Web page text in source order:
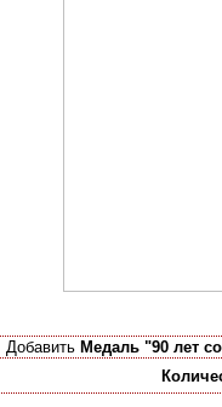
Добавить Медаль "90 лет